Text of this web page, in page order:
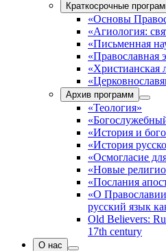
Краткосрочные
«Основы
«Агиология:
«Письменная
«Православная
«Христианская
Архив программ
«Теология»
«История и
«История
«Осмогласие
«Новые
«Послания
«О
русский язык
Old Believers:
17th century
О нас